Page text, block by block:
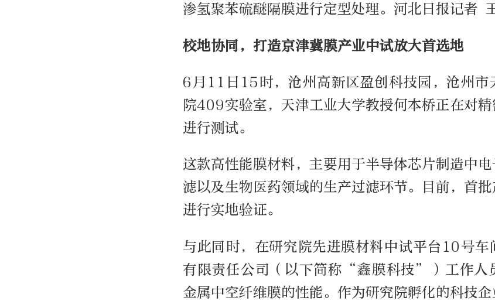
渗氢聚苯硫醚隔膜进行定型处理。河北日报记者
校地协同，打造京津冀膜产业中试放大首选地
6月11日15时，沧州高新区盈创科技园，沧州市
院409实验室，天津工业大学教授何本桥正在对
进行测试。
这款高性能膜材料，主要用于半导体芯片制造中
滤以及生物医药领域的生产过滤环节。目前，首
进行实地验证。
与此同时，在研究院先进膜材料中试平台10号车
有限责任公司（以下简称“鑫膜科技”）工作人
金属中空纤维膜的性能。作为研究院孵化的科技